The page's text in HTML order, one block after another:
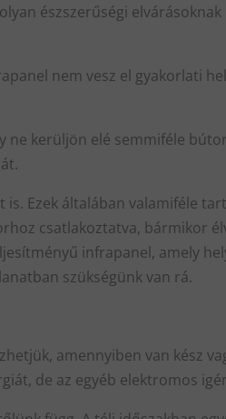
észszerűségi
nem vesz el gyakorlati
kerüljön elé semmiféle
Ezek általában valamiféle
csatlakoztatva, bármikor
infrapanel, amely
szükségünk van rá.
amennyiben van kész
de az egyéb elektromos